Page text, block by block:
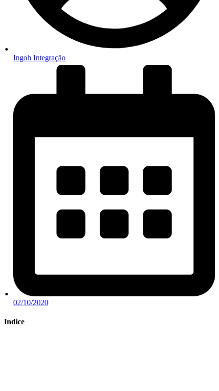
Ingoh Integração
02/10/2020
Indice